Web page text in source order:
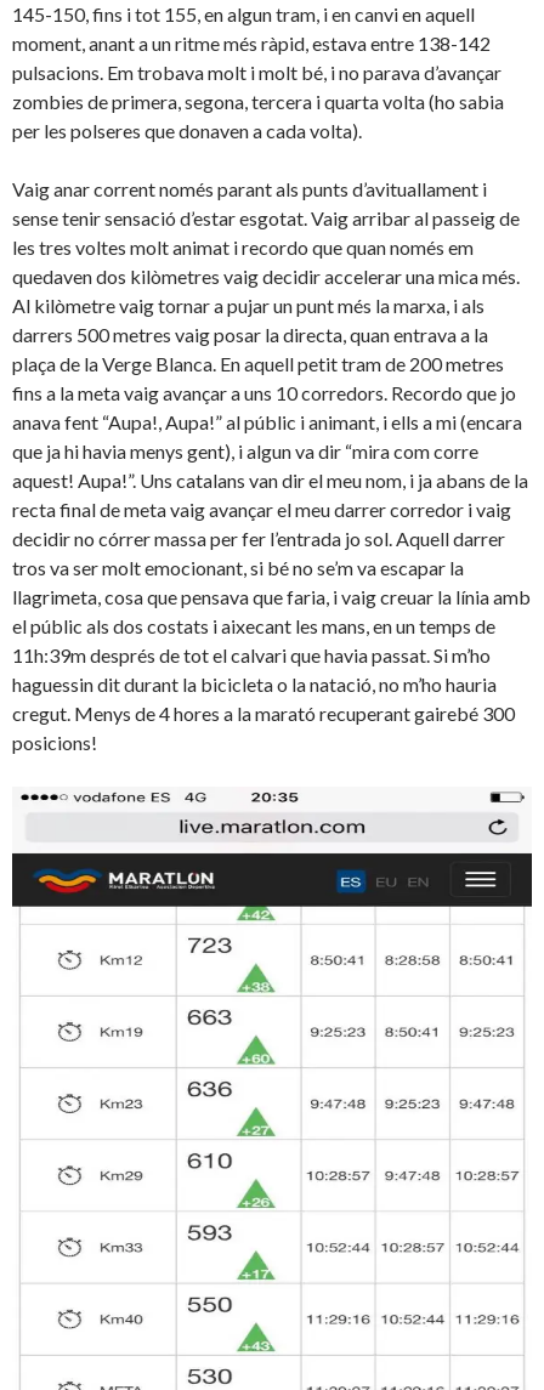
145-150, fins i tot 155, en algun tram, i en canvi en aquell
moment, anant a un ritme més ràpid, estava entre 138-142
pulsacions. Em trobava molt i molt bé, i no parava d’avançar
zombies de primera, segona, tercera i quarta volta (ho sabia
per les polseres que donaven a cada volta).
Vaig anar corrent només parant als punts d’avituallament i
sense tenir sensació d’estar esgotat. Vaig arribar al passeig de
les tres voltes molt animat i recordo que quan només em
quedaven dos kilòmetres vaig decidir accelerar una mica més.
Al kilòmetre vaig tornar a pujar un punt més la marxa, i als
darrers 500 metres vaig posar la directa, quan entrava a la
plaça de la Verge Blanca. En aquell petit tram de 200 metres
fins a la meta vaig avançar a uns 10 corredors. Recordo que jo
anava fent “Aupa!, Aupa!” al públic i animant, i ells a mi (encara
que ja hi havia menys gent), i algun va dir “mira com corre
aquest! Aupa!”. Uns catalans van dir el meu nom, i ja abans de la
recta final de meta vaig avançar el meu darrer corredor i vaig
decidir no córrer massa per fer l’entrada jo sol. Aquell darrer
tros va ser molt emocionant, si bé no se’m va escapar la
llagrimeta, cosa que pensava que faria, i vaig creuar la línia amb
el públic als dos costats i aixecant les mans, en un temps de
11h:39m després de tot el calvari que havia passat. Si m’ho
haguessin dit durant la bicicleta o la natació, no m’ho hauria
cregut. Menys de 4 hores a la marató recuperant gairebé 300
posicions!